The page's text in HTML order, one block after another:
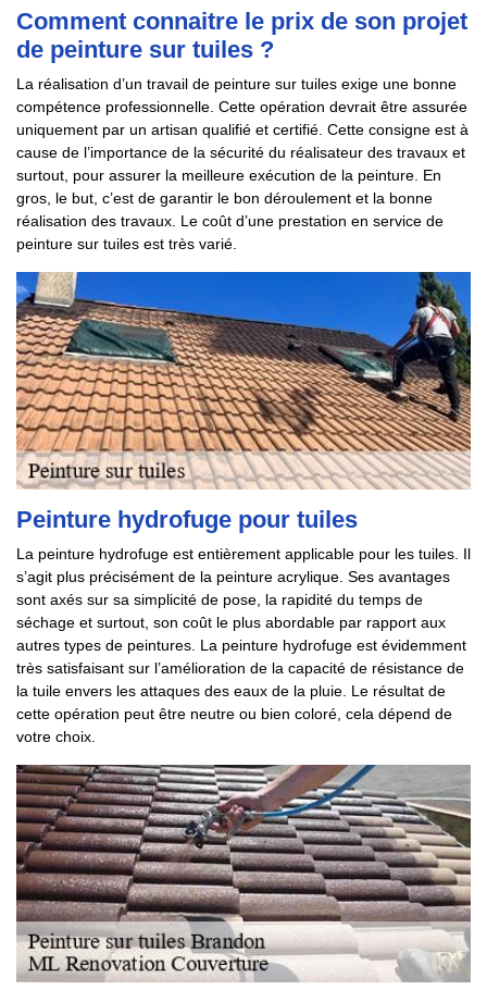
Comment connaitre le prix de son projet
de peinture sur tuiles ?
La réalisation d’un travail de peinture sur tuiles exige une bonne
compétence professionnelle. Cette opération devrait être assurée
uniquement par un artisan qualifié et certifié. Cette consigne est à
cause de l’importance de la sécurité du réalisateur des travaux et
surtout, pour assurer la meilleure exécution de la peinture. En
gros, le but, c’est de garantir le bon déroulement et la bonne
réalisation des travaux. Le coût d’une prestation en service de
peinture sur tuiles est très varié.
Peinture hydrofuge pour tuiles
La peinture hydrofuge est entièrement applicable pour les tuiles. Il
s’agit plus précisément de la peinture acrylique. Ses avantages
sont axés sur sa simplicité de pose, la rapidité du temps de
séchage et surtout, son coût le plus abordable par rapport aux
autres types de peintures. La peinture hydrofuge est évidemment
très satisfaisant sur l’amélioration de la capacité de résistance de
la tuile envers les attaques des eaux de la pluie. Le résultat de
cette opération peut être neutre ou bien coloré, cela dépend de
votre choix.